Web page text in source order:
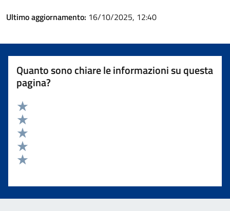
Ultimo aggiornamento: 16/10/2025, 12:40
Quanto sono chiare le informazioni su questa
pagina?
Valuta 5 stelle su 5
Valuta 4 stelle su 5
Valuta 3 stelle su 5
Valuta 2 stelle su 5